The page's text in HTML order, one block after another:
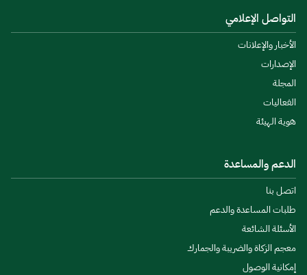
التواصل الإعلامي
الأخبار والإعلانات
الإصدارات
المجلة
الفعاليات
هوية الهيئة
الدعم والمساعدة
اتصل بنا
طلبات المساعدة والدعم
الأسئلة الشائعة
معجم الزكاة والضريبة والجمارك
إمكانية الوصول